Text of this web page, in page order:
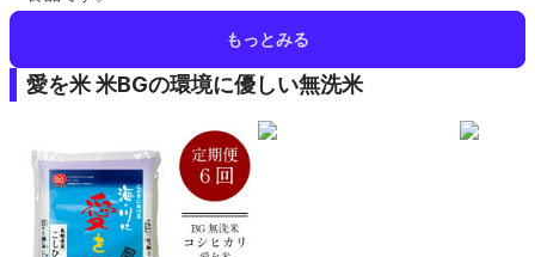
もっとみる
愛を米 米BGの環境に優しい無洗米